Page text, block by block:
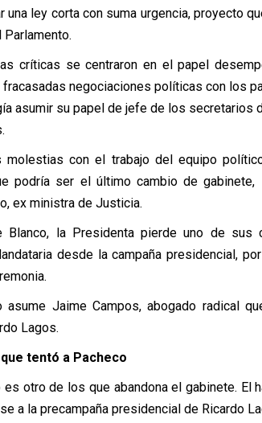
una ley corta con suma urgencia, proyecto
Parlamento.
críticas se centraron en el papel
negociaciones políticas con los
asumir su papel de jefe de los secretarios
molestias con el trabajo del equipo
podría ser el último cambio de
ex ministra de Justicia.
Blanco, la Presidenta pierde uno de sus
desde la campaña presidencial,
asume Jaime Campos, abogado radical
Lagos.
tentó a Pacheco
es otro de los que abandona el gabinete. El
a la precampaña presidencial de Ricardo